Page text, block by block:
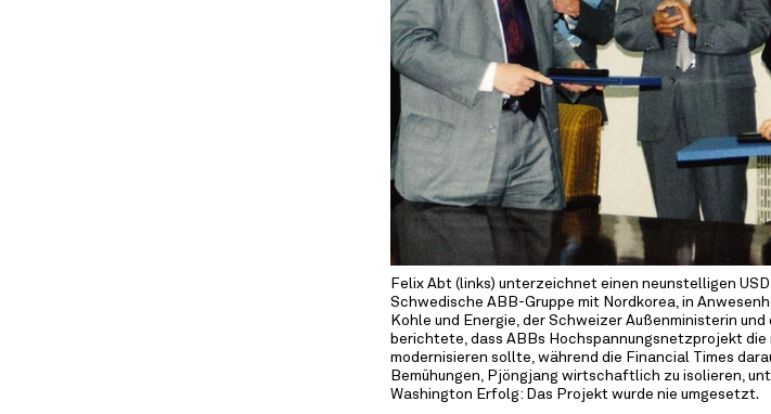
Felix Abt (links) unterzeichnet einen neunstelligen
Schwedische ABB-Gruppe mit Nordkorea, in
Kohle und Energie, der Schweizer Außenministerin
berichtete, dass ABBs Hochspannungsnetzprojekt die
modernisieren sollte, während die Financial Times
Bemühungen, Pjöngjang wirtschaftlich zu isolieren,
Washington Erfolg: Das Projekt wurde nie umgesetzt.